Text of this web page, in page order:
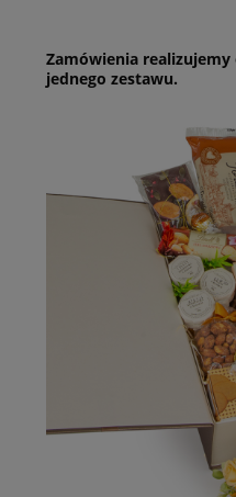
Zamówienia
jednego zestawu.